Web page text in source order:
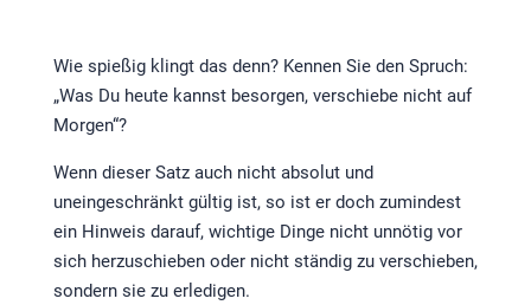
Wie spießig klingt das denn? Kennen Sie den Spruch:
„Was Du heute kannst besorgen, verschiebe nicht auf
Morgen“?
Wenn dieser Satz auch nicht absolut und
uneingeschränkt gültig ist, so ist er doch zumindest
ein Hinweis darauf, wichtige Dinge nicht unnötig vor
sich herzuschieben oder nicht ständig zu verschieben,
sondern sie zu erledigen.